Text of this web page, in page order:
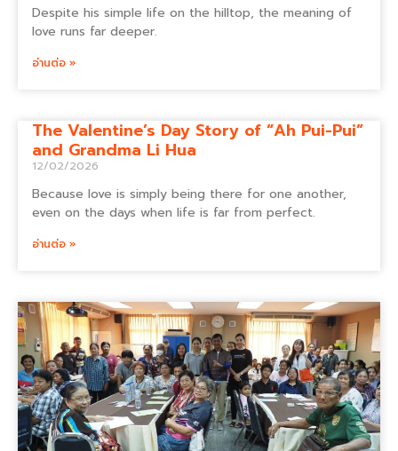
Despite his simple life on the hilltop, the meaning of
love runs far deeper.
อ่านต่อ »
The Valentine’s Day Story of “Ah Pui-Pui”
and Grandma Li Hua
12/02/2026
Because love is simply being there for one another,
even on the days when life is far from perfect.
อ่านต่อ »